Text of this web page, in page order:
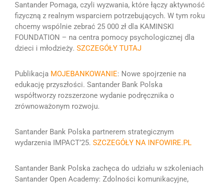
Santander Pomaga, czyli wyzwania, które łączy aktywność
fizyczną z realnym wsparciem potrzebujących. W tym roku
chcemy wspólnie zebrać 25 000 zł dla KAMINSKI
FOUNDATION – na centra pomocy psychologicznej dla
dzieci i młodzieży. SZCZEGÓŁY TUTAJ
Publikacja MOJEBANKOWANIE: Nowe spojrzenie na
edukację przyszłości. Santander Bank Polska
współtworzy rozszerzone wydanie podręcznika o
zrównoważonym rozwoju.
Santander Bank Polska partnerem strategicznym
wydarzenia IMPACT’25. SZCZEGÓŁY NA INFOWIRE.PL
Santander Bank Polska zachęca do udziału w szkoleniach
Santander Open Academy: Zdolności komunikacyjne,